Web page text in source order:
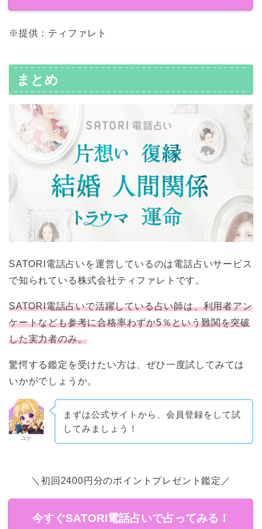
※提供：ティファレト
まとめ
SATORI電話占いを運営しているのは電話占いサービス
で知られている株式会社ティファレトです。
SATORI電話占いで活躍している占い師は、利用者アン
ケートなども参考に合格率わずか5％という難関を突破
した実力者のみ。
驚愕する鑑定を受けたい方は、ぜひ一度試してみては
いかがでしょうか。
ユナ
まずは公式サイトから、会員登録をして試
してみましょう！
＼初回2400円分のポイントプレゼント鑑定／
今すぐSATORI電話占いで占ってみる！